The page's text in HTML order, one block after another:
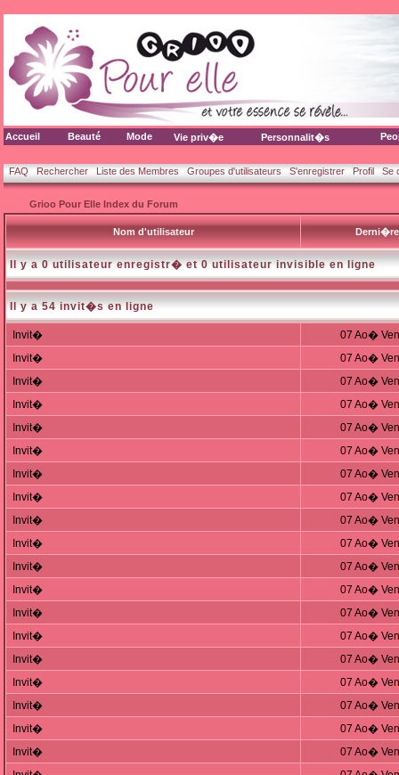
Accueil Beauté Mode Vie priv�e Personnalit�s
FAQ Rechercher Liste des Membres Groupes d'utilisateurs S'enregistrer Profil Se
Grioo Pour Elle Index du Forum
Nom d'utilisateur
Il y a 0 utilisateur enregistr� et 0 utilisateur invisible en ligne
Il y a 54 invit�s en ligne
Invit�
07 Ao�
Invit�
07 Ao�
Invit�
07 Ao�
Invit�
07 Ao�
Invit�
07 Ao�
Invit�
07 Ao�
Invit�
07 Ao�
Invit�
07 Ao�
Invit�
07 Ao�
Invit�
07 Ao�
Invit�
07 Ao�
Invit�
07 Ao�
Invit�
07 Ao�
Invit�
07 Ao�
Invit�
07 Ao�
Invit�
07 Ao�
Invit�
07 Ao�
Invit�
07 Ao�
Invit�
07 Ao�